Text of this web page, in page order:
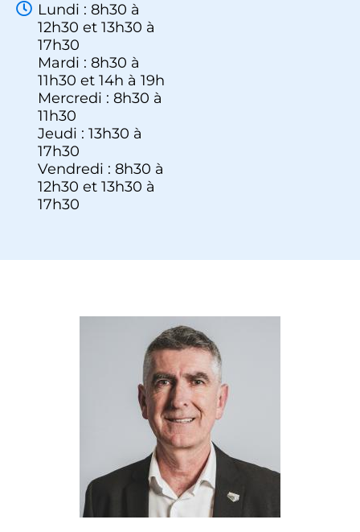
Lundi : 8h30 à
12h30 et 13h30 à
17h30
Mardi : 8h30 à
11h30 et 14h à 19h
Mercredi : 8h30 à
11h30
Jeudi : 13h30 à
17h30
Vendredi : 8h30 à
12h30 et 13h30 à
17h30